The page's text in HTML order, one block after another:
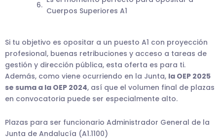
Cuerpos Superiores A1
Si tu objetivo es opositar a un puesto A1 con proyección
profesional, buenas retribuciones y acceso a tareas de
gestión y dirección pública, esta oferta es para ti.
Además, como viene ocurriendo en la Junta, la OEP 2025
se suma a la OEP 2024, así que el volumen final de plazas
en convocatoria puede ser especialmente alto.
Plazas para ser funcionario Administrador General de la
Junta de Andalucía (A1.1100)